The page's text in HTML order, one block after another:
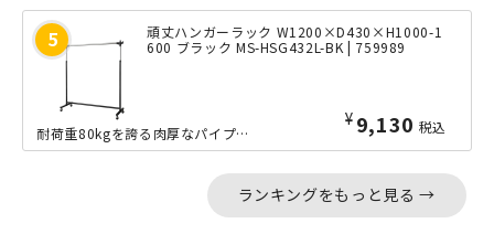
頑丈ハンガーラック W1200×D430×H1000-1
600 ブラック MS-HSG432L-BK | 759989
¥ 9,130 税込
耐荷重80kgを誇る肉厚なパイプで、重みのある衣類をしっかりと支える、頑丈なハン...
ランキングをもっと見る →